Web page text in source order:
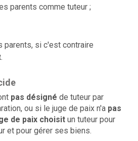
parents comme tuteur ;
parents, si c'est contraire
.
pas désigné de tuteur par
ou si le juge de paix n'a pas
de paix choisit un tuteur pour
et pour gérer ses biens.